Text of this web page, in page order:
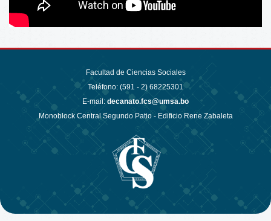
Facultad de Ciencias Sociales
Teléfono: (591 - 2) 68225301
E-mail: decanato.fcs@umsa.bo
Monoblock Central Segundo Patio - Edificio Rene Zabaleta